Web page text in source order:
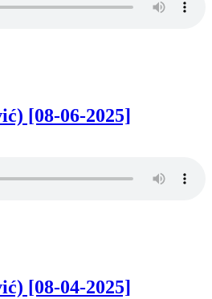
[08-06-2025]
[08-04-2025]